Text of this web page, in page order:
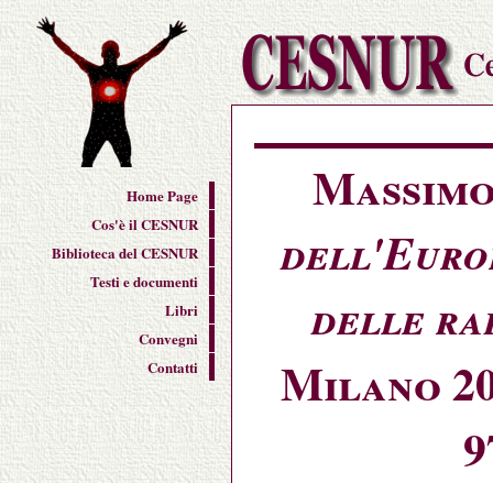
delle
Milano
Home Page
Cos'è il CESNUR
Biblioteca del CESNUR
Testi e documenti
Libri
Convegni
Contatti